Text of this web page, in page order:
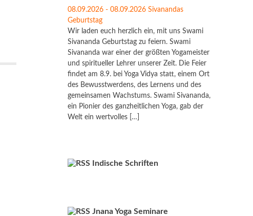
08.09.2026 - 08.09.2026 Sivanandas
Geburtstag
Wir laden euch herzlich ein, mit uns Swami
Sivananda Geburtstag zu feiern. Swami
Sivananda war einer der größten Yogameister
und spiritueller Lehrer unserer Zeit. Die Feier
findet am 8.9. bei Yoga Vidya statt, einem Ort
des Bewusstwerdens, des Lernens und des
gemeinsamen Wachstums. Swami Sivananda,
ein Pionier des ganzheitlichen Yoga, gab der
Welt ein wertvolles […]
Indische Schriften
Jnana Yoga Seminare